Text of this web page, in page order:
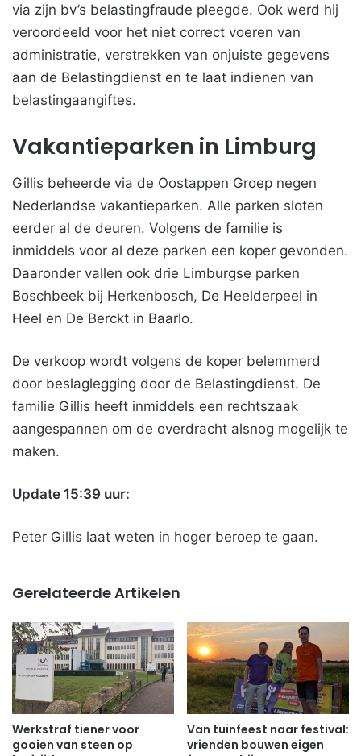
via zijn bv’s belastingfraude pleegde. Ook werd hij
veroordeeld voor het niet correct voeren van
administratie, verstrekken van onjuiste gegevens
aan de Belastingdienst en te laat indienen van
belastingaangiftes.
Vakantieparken in Limburg
Gillis beheerde via de Oostappen Groep negen
Nederlandse vakantieparken. Alle parken sloten
eerder al de deuren. Volgens de familie is
inmiddels voor al deze parken een koper gevonden.
Daaronder vallen ook drie Limburgse parken
Boschbeek bij Herkenbosch, De Heelderpeel in
Heel en De Berckt in Baarlo.
De verkoop wordt volgens de koper belemmerd
door beslaglegging door de Belastingdienst. De
familie Gillis heeft inmiddels een rechtszaak
aangespannen om de overdracht alsnog mogelijk te
maken.
Update 15:39 uur:
Peter Gillis laat weten in hoger beroep te gaan.
Gerelateerde Artikelen
Werkstraf tiener voor
gooien van steen op
Van tuinfeest naar festival:
vrienden bouwen eigen